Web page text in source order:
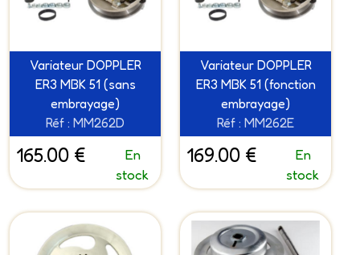
Variateur DOPPLER
ER3 MBK 51 (sans
embrayage)
Réf : MM262D
165.00 €
En
stock
Variateur DOPPLER
ER3 MBK 51 (fonction
embrayage)
Réf : MM262E
169.00 €
En
stock